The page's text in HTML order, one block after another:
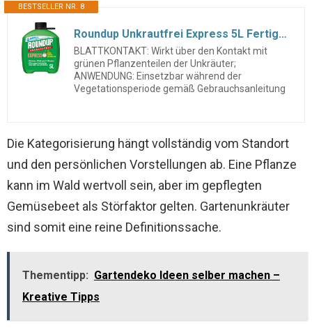
BESTSELLER NR. 8
Roundup Unkrautfrei Express 5L Fertigmischung Nachfüllung Unkraut
BLATTKONTAKT: Wirkt über den Kontakt mit
grünen Pflanzenteilen der Unkräuter;
ANWENDUNG: Einsetzbar während der
Vegetationsperiode gemäß Gebrauchsanleitung
Die Kategorisierung hängt vollständig vom Standort
und den persönlichen Vorstellungen ab. Eine Pflanze
kann im Wald wertvoll sein, aber im gepflegten
Gemüsebeet als Störfaktor gelten. Gartenunkräuter
sind somit eine reine Definitionssache.
Thementipp: Gartendeko Ideen selber machen –
Kreative Tipps